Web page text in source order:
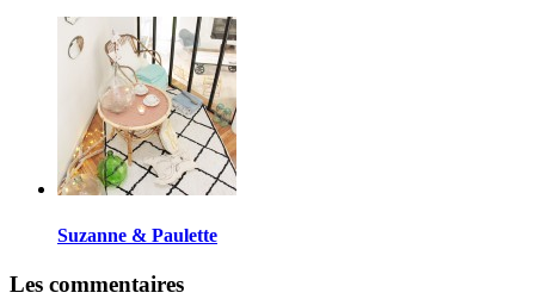
Suzanne & Paulette
Les commentaires